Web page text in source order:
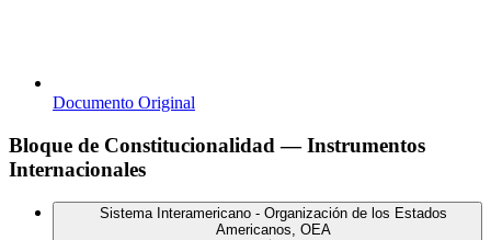
Documento Original
Bloque de Constitucionalidad — Instrumentos
Internacionales
Sistema Interamericano - Organización de los Estados
Americanos, OEA